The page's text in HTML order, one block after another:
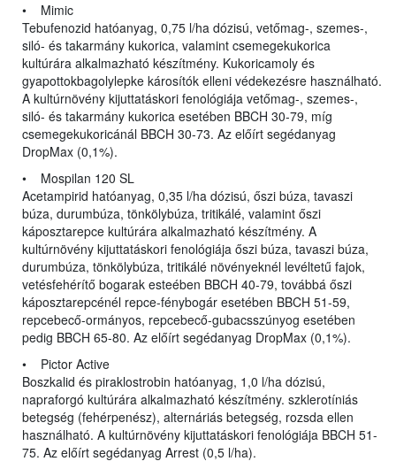
• Mimic
Tebufenozid hatóanyag, 0,75 l/ha dózisú, vetőmag-, szemes-,
siló- és takarmány kukorica, valamint csemegekukorica
kultúrára alkalmazható készítmény. Kukoricamoly és
gyapottokbagolylepke károsítók elleni védekezésre használható.
A kultúrnövény kijuttatáskori fenológiája vetőmag-, szemes-,
siló- és takarmány kukorica esetében BBCH 30-79, míg
csemegekukoricánál BBCH 30-73. Az előírt segédanyag
DropMax (0,1%).
• Mospilan 120 SL
Acetampirid hatóanyag, 0,35 l/ha dózisú, őszi búza, tavaszi
búza, durumbúza, tönkölybúza, tritikálé, valamint őszi
káposztarepce kultúrára alkalmazható készítmény. A
kultúrnövény kijuttatáskori fenológiája őszi búza, tavaszi búza,
durumbúza, tönkölybúza, tritikálé növényeknél levéltetű fajok,
vetésfehérítő bogarak esteében BBCH 40-79, továbbá őszi
káposztarepcénél repce-fénybogár esetében BBCH 51-59,
repcebecő-ormányos, repcebecő-gubacsszúnyog esetében
pedig BBCH 65-80. Az előírt segédanyag DropMax (0,1%).
• Pictor Active
Boszkalid és piraklostrobin hatóanyag, 1,0 l/ha dózisú,
napraforgó kultúrára alkalmazható készítmény. szklerotíniás
betegség (fehérpenész), alternáriás betegség, rozsda ellen
használható. A kultúrnövény kijuttatáskori fenológiája BBCH 51-
75. Az előírt segédanyag Arrest (0,5 l/ha).